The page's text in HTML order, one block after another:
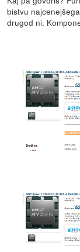
bistvu
drugod ni.